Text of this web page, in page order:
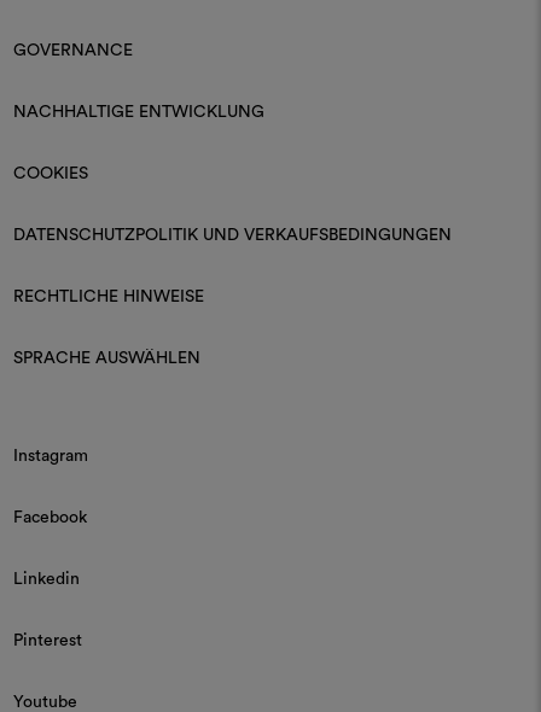
GOVERNANCE
NACHHALTIGE ENTWICKLUNG
COOKIES
DATENSCHUTZPOLITIK UND VERKAUFSBEDINGUNGEN
RECHTLICHE HINWEISE
SPRACHE AUSWÄHLEN
Instagram
Facebook
Linkedin
Pinterest
Youtube